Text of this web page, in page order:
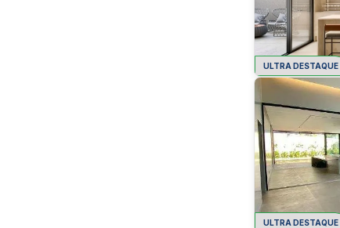
ULTRA DESTAQUE
ULTRA DESTAQUE